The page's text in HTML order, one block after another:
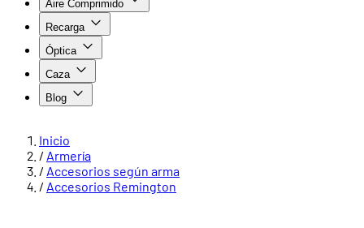
Aire Comprimido
Recarga
Óptica
Caza
Blog
Inicio
/ Armería
/ Accesorios según arma
/ Accesorios Remington